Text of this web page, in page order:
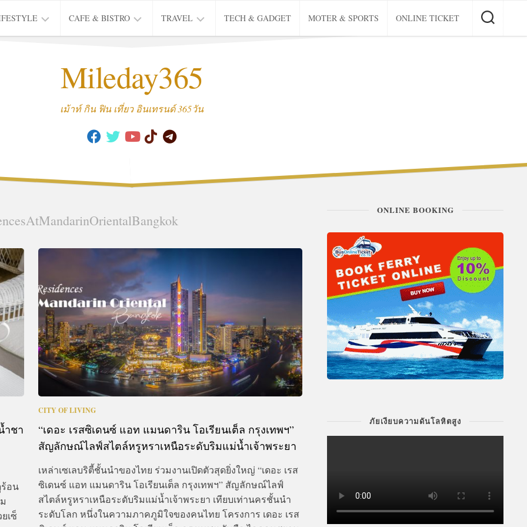
CAFE & BISTRO
CAFE
TRAVEL
THAI
TRIP
TECH & GADGET MOTER & SPORTS ONLINE TICKET
Mileday365
เม้าท์ กิน ฟิน เที่ยว อินเทรนด์ 365วัน
ำชา
อน
เซ็
CITY OF LIVING
“เดอะ เรสซิเดนซ์ แอท แมนดาริน โอเรียนเต็ล กรุงเทพฯ”
สัญลักษณ์ไลฟ์สไตล์หรูหราเหนือระดับริมแม่น้ำเจ้าพระยา
เหล่าเซเลบริตี้ชั้นนำของไทย ร่วมงานเปิดตัวสุดยิ่งใหญ่ “เดอะ เรส
ซิเดนซ์ แอท แมนดาริน โอเรียนเต็ล กรุงเทพฯ” สัญลักษณ์ไลฟ์
สไตล์หรูหราเหนือระดับริมแม่น้ำเจ้าพระยา เทียบเท่านครชั้นนำ
ระดับโลก หนึ่งในความภาคภูมิใจของคนไทย โครงการ เดอะ เรส
ONLINE BOOKING
ภัยเงียบความดันโลหิตสูง